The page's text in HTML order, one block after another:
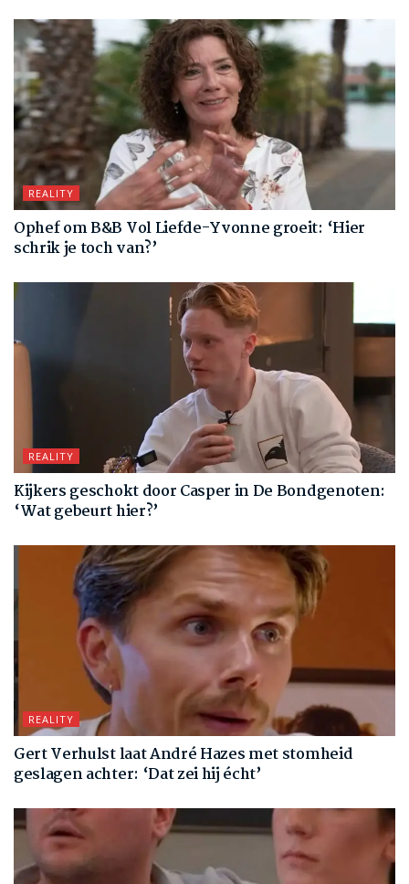
REALITY
Ophef om B&B Vol Liefde-Yvonne groeit: ‘Hier
schrik je toch van?’
REALITY
Kijkers geschokt door Casper in De Bondgenoten:
‘Wat gebeurt hier?’
REALITY
Gert Verhulst laat André Hazes met stomheid
geslagen achter: ‘Dat zei hij écht’